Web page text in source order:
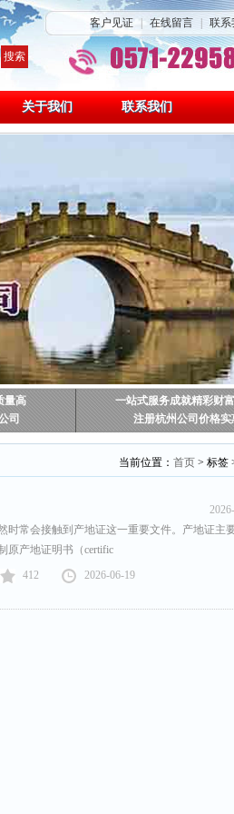
客户见证 在线留言 联系
关于我们 联系我们
量高
司
一站式服务成就精彩财
注册杭州公司价格实
当前位置： 首页 > 标签
时常会接触到产地证这一重要文件。产地证主
原产地证明书（certific
412 2026-06-19